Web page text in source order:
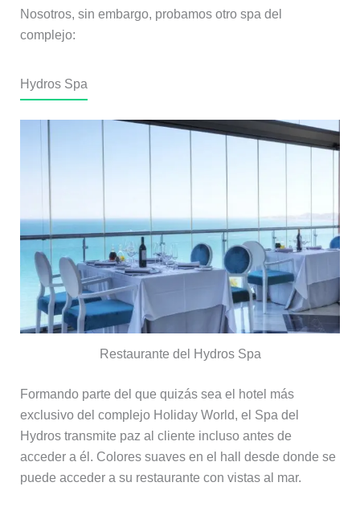
Nosotros, sin embargo, probamos otro spa del
complejo:
Hydros Spa
Restaurante del Hydros Spa
Formando parte del que quizás sea el hotel más
exclusivo del complejo Holiday World, el Spa del
Hydros transmite paz al cliente incluso antes de
acceder a él. Colores suaves en el hall desde donde se
puede acceder a su restaurante con vistas al mar.